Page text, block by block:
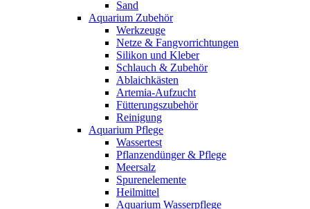
Sand
Aquarium Zubehör
Werkzeuge
Netze & Fangvorrichtungen
Silikon und Kleber
Schlauch & Zubehör
Ablaichkästen
Artemia-Aufzucht
Fütterungszubehör
Reinigung
Aquarium Pflege
Wassertest
Pflanzendünger & Pflege
Meersalz
Spurenelemente
Heilmittel
Aquarium Wasserpflege